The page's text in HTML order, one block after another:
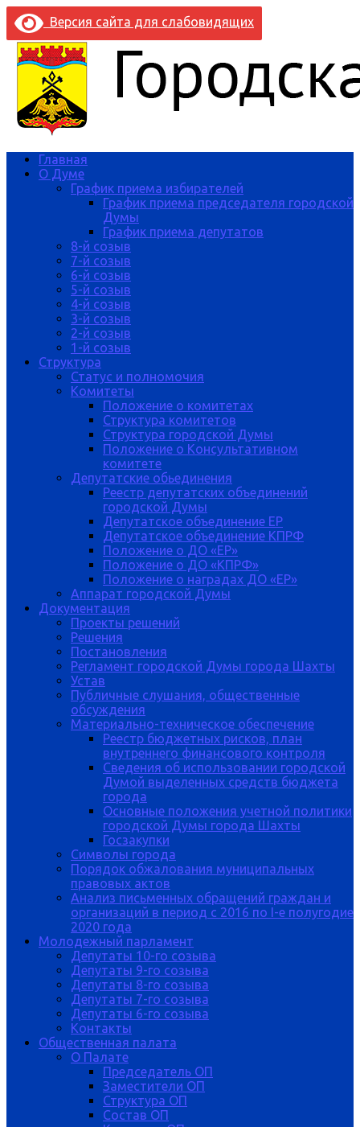
Версия сайта для слабовидящих
Главная
О Думе
График приема избирателей
График приема председателя городской
Думы
График приема депутатов
8-й созыв
7-й созыв
6-й созыв
5-й созыв
4-й созыв
3-й созыв
2-й созыв
1-й созыв
Структура
Статус и полномочия
Комитеты
Положение о комитетах
Структура комитетов
Структура городской Думы
Положение о Консультативном
комитете
Депутатские обьединения
Реестр депутатских объединений
городской Думы
Депутатское объединение ЕР
Депутатское объединение КПРФ
Положение о ДО «ЕР»
Положение о ДО «КПРФ»
Положение о наградах ДО «ЕР»
Аппарат городской Думы
Документация
Проекты решений
Решения
Постановления
Регламент городской Думы города Шахты
Устав
Публичные слушания, общественные
обсуждения
Материально-техническое обеспечение
Реестр бюджетных рисков, план
внутреннего финансового контроля
Сведения об использовании городской
Думой выделенных средств бюджета
города
Основные положения учетной политики
городской Думы города Шахты
Госзакупки
Символы города
Порядок обжалования муниципальных
правовых актов
Анализ письменных обращений граждан и
организаций в период с 2016 по I-е полугодие
2020 года
Молодежный парламент
Депутаты 10-го созыва
Депутаты 9-го созыва
Депутаты 8-го созыва
Депутаты 7-го созыва
Депутаты 6-го созыва
Контакты
Общественная палата
О Палате
Председатель ОП
Заместители ОП
Структура ОП
Состав ОП